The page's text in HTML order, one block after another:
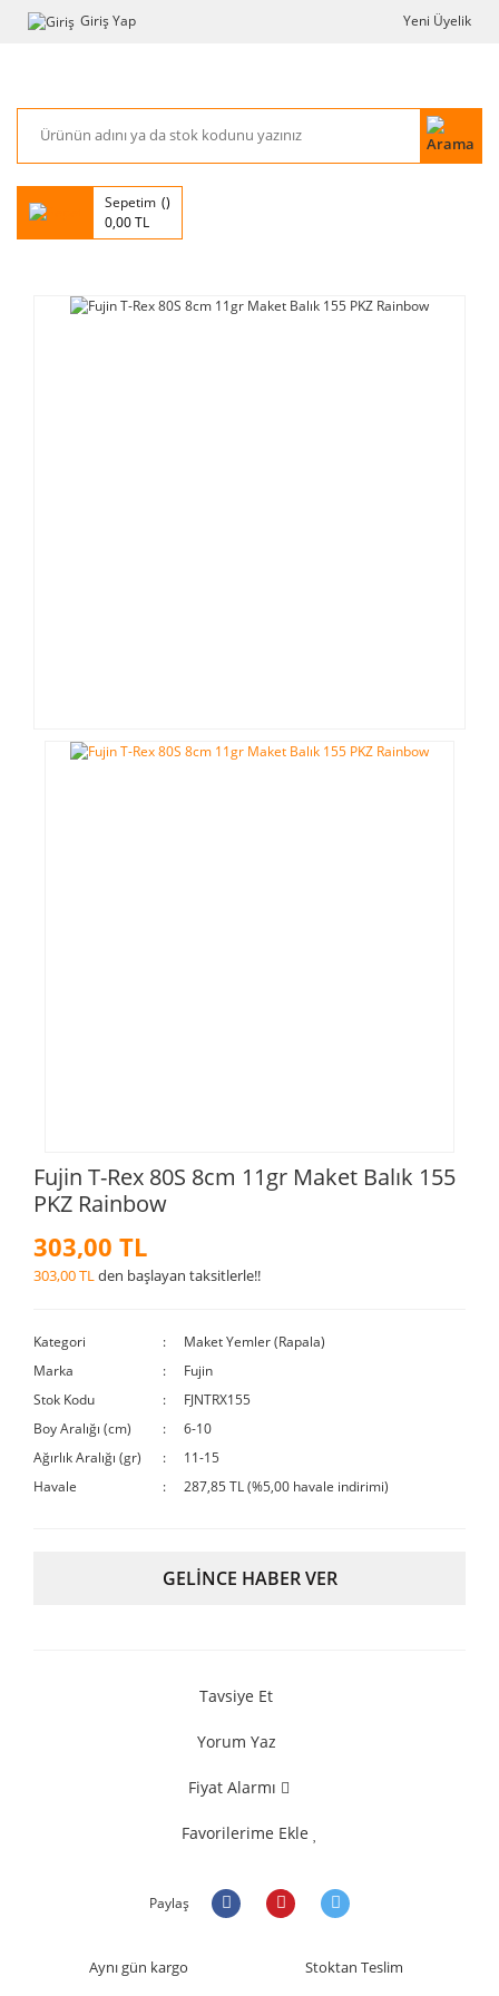
Giriş Yap Yeni Üyelik
Sepetim
0,00 TL
Fujin T-Rex 80S 8cm 11gr Maket Balık 155
PKZ Rainbow
303,00 TL
303,00 TLden başlayan taksitlerle!!
Kategori
Maket Yemler (Rapala)
Marka
Fujin
Stok Kodu
FJNTRX155
Boy Aralığı (cm)
6-10
Ağırlık Aralığı (gr)
11-15
Havale
287,85 TL (%5,00 havale indirimi)
GELİNCE HABER VER
Tavsiye Et
Yorum Yaz
Fiyat Alarmı
Favorilerime Ekle
Paylaş
Aynı gün kargo Stoktan Teslim